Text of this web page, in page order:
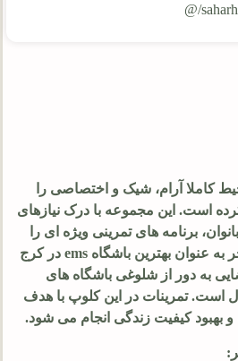
کاملا آرام، شیک و اختصاصی را
است. این مجموعه با درک نیازهای
برنامه های تمرینی ویژه ای را
تدارک دیده است. کلوپ سحر به عنوان بهترین باشگاه ems در کرج
به دور از شلوغی باشگاه های
است. تمرینات در این کلوپ با هدف
بهبود کیفیت زندگی انجام می شود.